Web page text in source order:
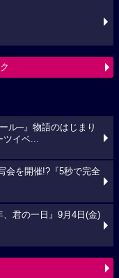
ル─』物語のはじまり
ツイベ...
会を開催!?『5秒で完全
君の一日』9月4日(金)